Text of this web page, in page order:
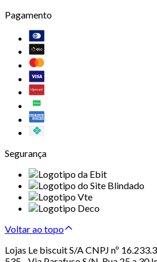
Pagamento
Segurança
Voltar ao topo
Lojas Le biscuit S/A CNPJ nº